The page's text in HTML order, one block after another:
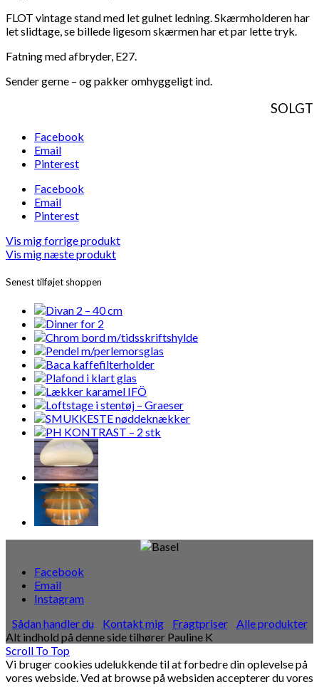
FLOT vintage stand med let gulnet ledning. Skærmholderen har
let slidtage, se billede ligesom skærmen har et par lette tryk.
Fatning med afbryder, E27.
Sender gerne – og pakker omhyggeligt ind.
SOLGT
Facebook
Email
Pinterest
Facebook
Email
Pinterest
Vis mig forrige produkt
Vis mig næste produkt
Senest tilføjet shoppen
Facebook
Email
Instagram
Sådan handler du
Kontakt mig Fragtpriser
Alle produkter
Alt indhold på denne side tilhører Pauline K
Scroll To Top
Vi bruger cookies udelukkende til at forbedre din oplevelse på
vores webside. Ved at browse på websiden accepterer du vores